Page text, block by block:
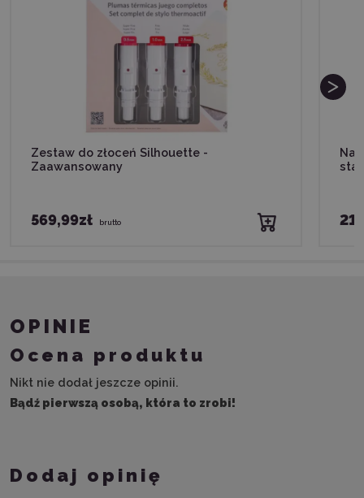
Zestaw do złoceń Silhouette -
Zaawansowany
569,99zł brutto
OPINIE
Ocena produktu
Nikt nie dodał jeszcze opinii.
Bądź pierwszą osobą, która to zrobi!
Dodaj opinię